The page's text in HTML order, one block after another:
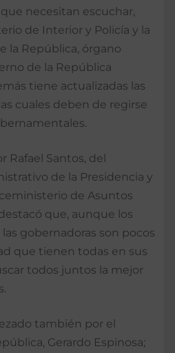
necesitan escuchar,
de Interior y Policía y la
la República, órgano
de la República
tiene actualizadas las
cuales deben de regirse
Rafael Santos, del
de la Presidencia y
de Asuntos
que, aunque los
gobernadoras son pocos
que tienen todas en sus
todos juntos la mejor
también por el
Gerardo Espinosa;